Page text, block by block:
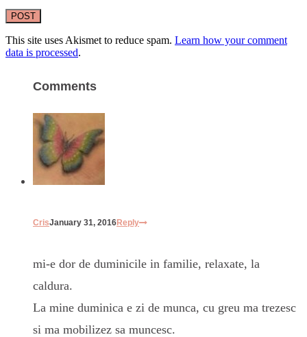
This site uses Akismet to reduce spam. Learn how your comment
data is processed.
Comments
CrisJanuary 31, 2016Reply
mi-e dor de duminicile in familie, relaxate, la
caldura.
La mine duminica e zi de munca, cu greu ma trezesc
si ma mobilizez sa muncesc.